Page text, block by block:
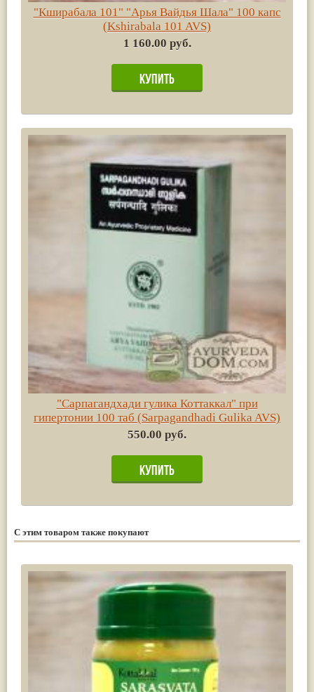
"Кширабала 101" "Арья Вайдья Шала" 100 капс
(Kshirabala 101 AVS)
1 160.00 руб.
"Сарпагандхади гулика Коттаккал" при
гипертонии 100 таб (Sarpagandhadi Gulika AVS)
550.00 руб.
С этим товаром также покупают